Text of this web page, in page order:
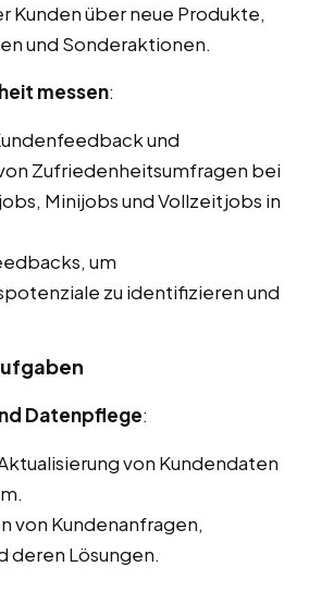
Kunden über neue Produkte,
und Sonderaktionen.
messen:
und
Zufriedenheitsumfragen bei
Minijobs und Vollzeitjobs in
um
zu identifizieren und
Datenpflege:
von Kundendaten
von Kundenanfragen,
deren Lösungen.